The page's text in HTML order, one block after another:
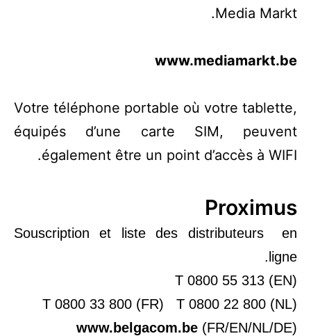
Media Markt.
www.mediamarkt.be
Votre téléphone portable où votre tablette,
équipés d’une carte SIM, peuvent
également être un point d’accès à WIFI.
Proximus
Souscription et liste des distributeurs en
ligne.
T 0800 55 313 (EN)
T 0800 33 800 (FR) T 0800 22 800 (NL)
www.belgacom.be (FR/EN/NL/DE)